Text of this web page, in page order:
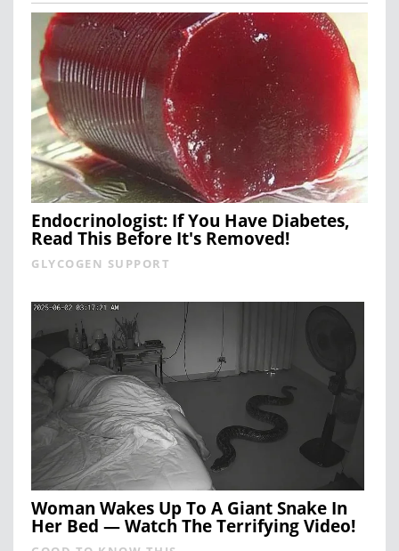
Endocrinologist: If You Have Diabetes,
Read This Before It's Removed!
GLYCOGEN SUPPORT
Woman Wakes Up To A Giant Snake In
Her Bed — Watch The Terrifying Video!